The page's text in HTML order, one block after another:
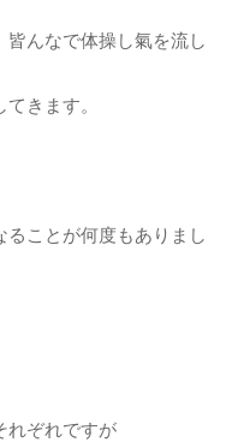
んなで体操し氣を流し
きます。
ことが何度もありまし
れぞれですが